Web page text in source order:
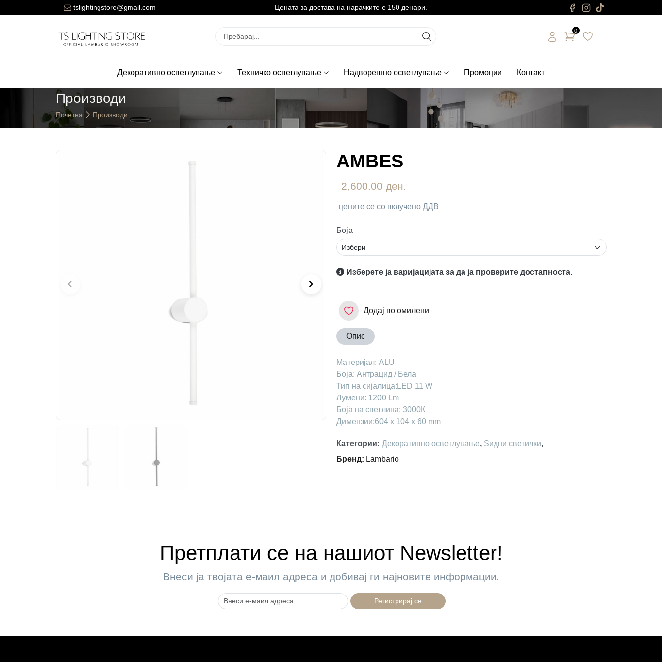
tslightingstore@gmail.com
за достава на нарачките е 150 денари. Цената за достава на нарачките е 150 денари.
0
Декоративно осветлување Техничко осветлување Надворешно осветлување Промоции Контакт
Производи
Почетна Производи
AMBES
2,600.00 ден.
цените се со вклучено ДДВ
Боја
Изберете ја варијацијата за да ја проверите достапноста.
Додај во омилени
Опис
Maтеријал: ALU
Боја: Антрацид / Бела
Тип на сијалица:LED 11 W
Лумени: 1200 Lm
Боја на светлина: 3000К
Димензии:604 x 104 x 60 mm
Категории: Декоративно осветлување, Ѕидни светилки,
Бренд: Lambario
Претплати се на нашиот Newsletter!
Внеси ја твојата е-маил адреса и добивај ги најновите информации.
Регистрирај се